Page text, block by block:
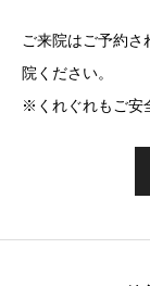
ご来院はご予約
院ください。
※くれぐれもご安